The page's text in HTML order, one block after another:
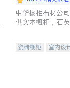
中华橱柜石材公
供实木橱柜，石
机。品质厨房，家
瓷砖橱柜 室内设